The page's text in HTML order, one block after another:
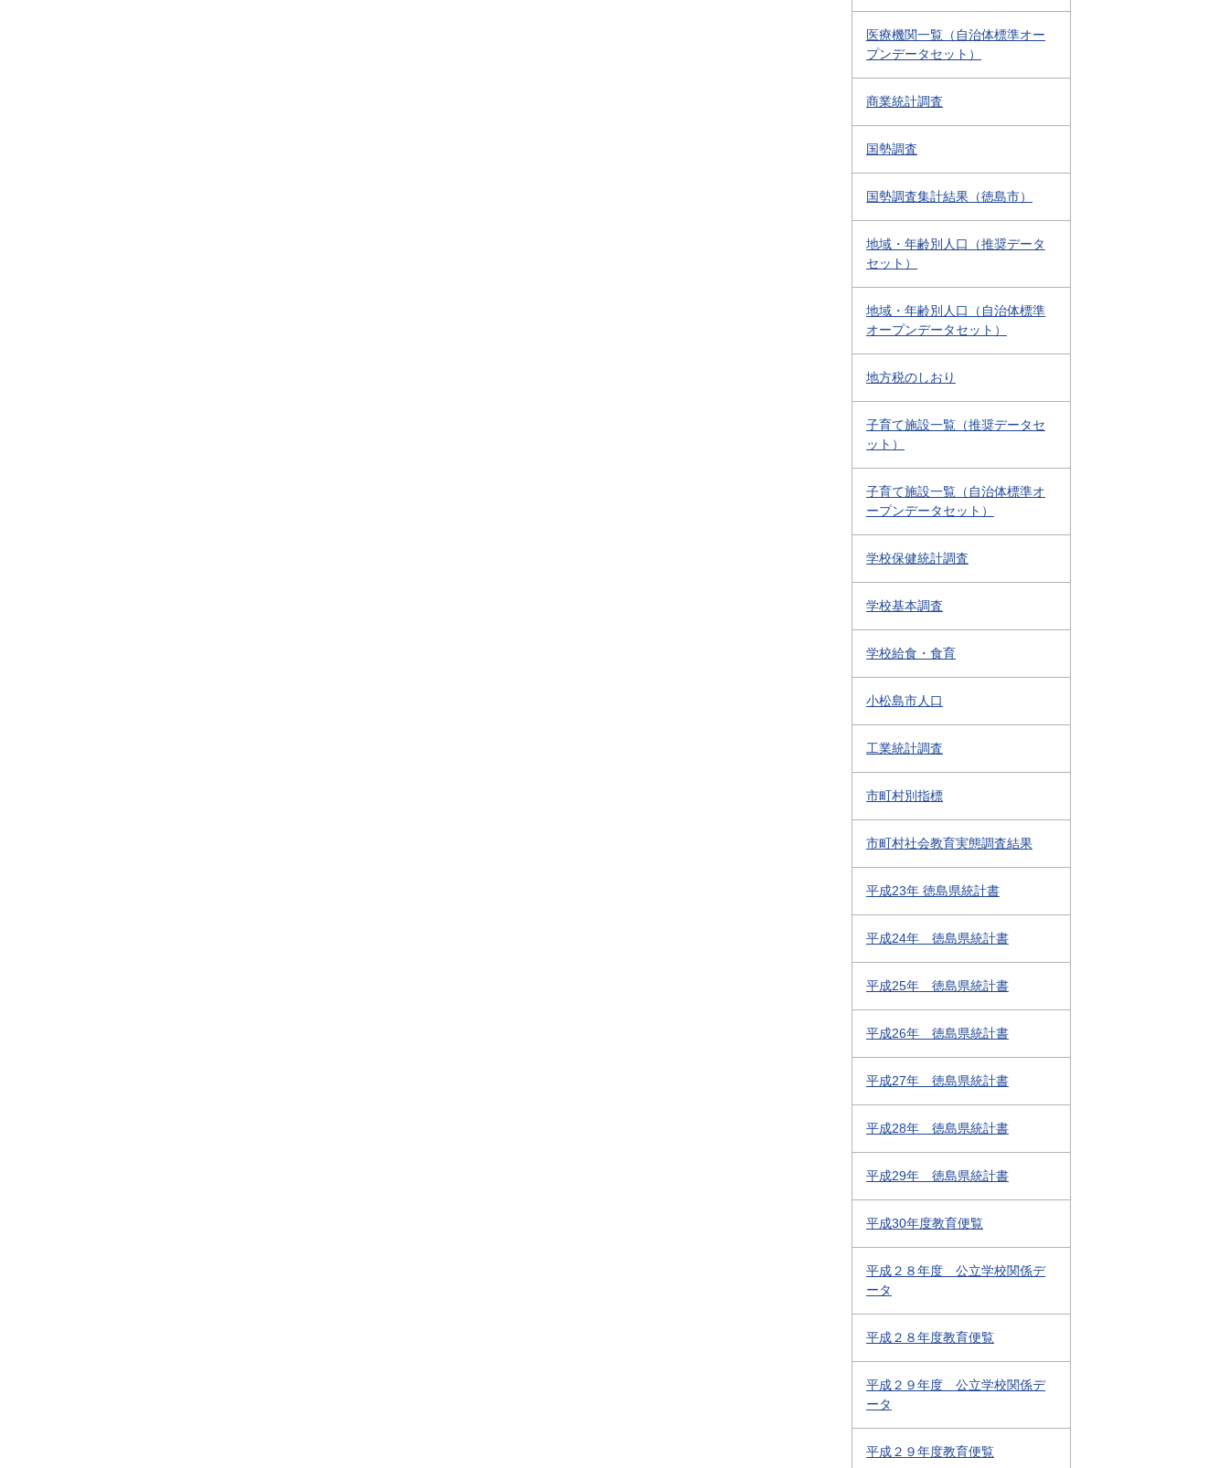
医療機関一覧（自治体標準オー
プンデータセット）
商業統計調査
国勢調査
国勢調査集計結果（徳島市）
地域・年齢別人口（推奨データ
セット）
地域・年齢別人口（自治体標準
オープンデータセット）
地方税のしおり
子育て施設一覧（推奨データセ
ット）
子育て施設一覧（自治体標準オ
ープンデータセット）
学校保健統計調査
学校基本調査
学校給食・食育
小松島市人口
工業統計調査
市町村別指標
市町村社会教育実態調査結果
平成23年 徳島県統計書
平成24年 徳島県統計書
平成25年 徳島県統計書
平成26年 徳島県統計書
平成27年 徳島県統計書
平成28年 徳島県統計書
平成29年 徳島県統計書
平成30年度教育便覧
平成２８年度 公立学校関係デ
ータ
平成２８年度教育便覧
平成２９年度 公立学校関係デ
ータ
平成２９年度教育便覧